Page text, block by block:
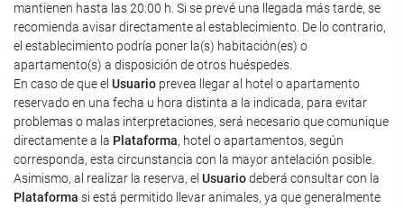
mantienen hasta las 20:00 h. Si se prevé una llegada más tarde, se
recomienda avisar directamente al establecimiento. De lo contrario,
el establecimiento podría poner la(s) habitación(es) o
apartamento(s) a disposición de otros huéspedes.
En caso de que el Usuario prevea llegar al hotel o apartamento
reservado en una fecha u hora distinta a la indicada, para evitar
problemas o malas interpretaciones, será necesario que comunique
directamente a la Plataforma, hotel o apartamentos, según
corresponda, esta circunstancia con la mayor antelación posible.
Asimismo, al realizar la reserva, el Usuariodeberá consultar con la
Plataforma si está permitido llevar animales, ya que generalmente